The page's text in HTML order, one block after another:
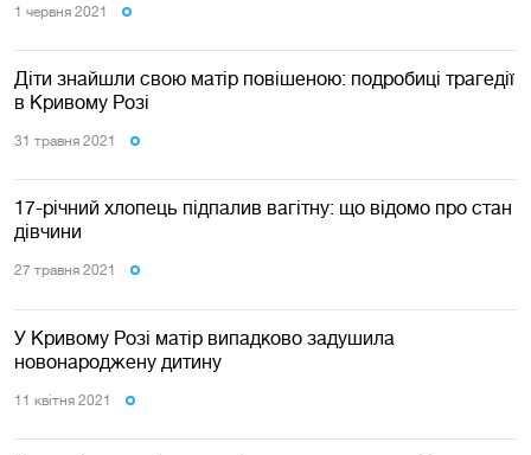
1 червня 2021
Діти знайшли свою матір повішеною: подробиці трагедії
в Кривому Розі
31 травня 2021
17-річний хлопець підпалив вагітну: що відомо про стан
дівчини
27 травня 2021
У Кривому Розі матір випадково задушила
новонароджену дитину
11 квiтня 2021